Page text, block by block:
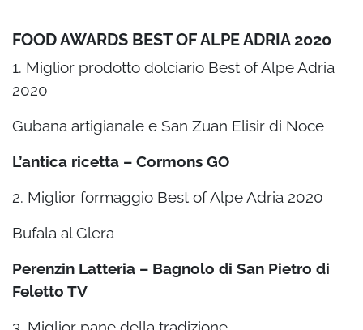
FOOD AWARDS BEST OF ALPE ADRIA 2020
1. Miglior prodotto dolciario Best of Alpe Adria
2020
Gubana artigianale e San Zuan Elisir di Noce
L’antica ricetta – Cormons GO
2. Miglior formaggio Best of Alpe Adria 2020
Bufala al Glera
Perenzin Latteria – Bagnolo di San Pietro di
Feletto TV